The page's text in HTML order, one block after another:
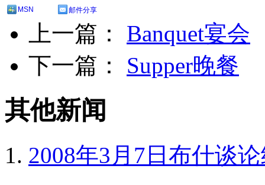
MSN
邮件分享
上一篇： Banquet宴会
下一篇： Supper晚餐
其他新闻
2008年3月7日布什谈